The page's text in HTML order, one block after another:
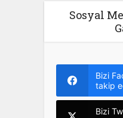
Sosyal
Bizi
takip
Bizi